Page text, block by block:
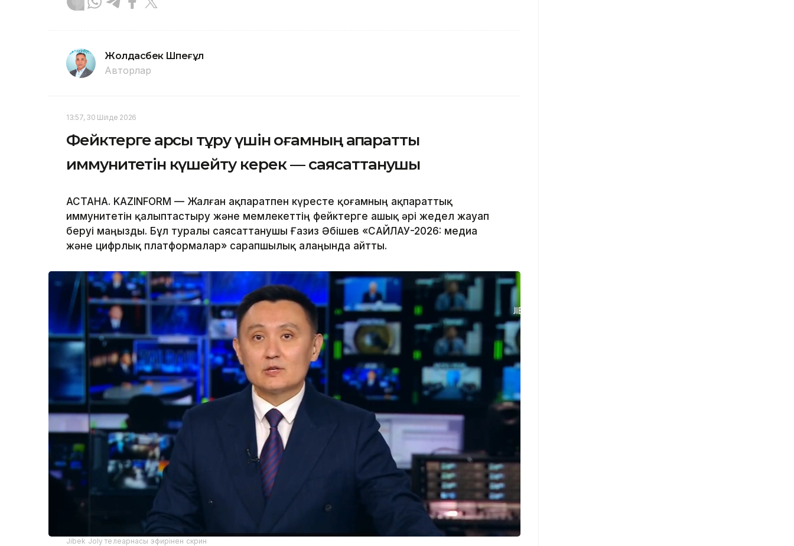
Жолдасбек Шөпеғұл
Авторлар
13:57, 30 Шілде 2026
Фейктерге қарсы тұру үшін қоғамның ақпараттық
иммунитетін күшейту керек — саясаттанушы
АСТАНА. KAZINFORM — Жалған ақпаратпен күресте қоғамның ақпараттық
иммунитетін қалыптастыру және мемлекеттің фейктерге ашық әрі жедел жауап
беруі маңызды. Бұл туралы саясаттанушы Ғазиз Әбішев «САЙЛАУ-2026: медиа
және цифрлық платформалар» сарапшылық алаңында айтты.
Jibek Joly телеарнасы эфирінен скрин